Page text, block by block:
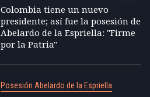
Colombia tiene un nuevo
presidente; así fue la posesión de
Abelardo de la Espriella: "Firme
por la Patria"
Posesión Abelardo de la Espriella